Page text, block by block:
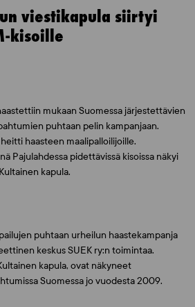
viestikapula siirtyi
kisoille
mukaan Suomessa järjestettävien
puhtaan pelin kampanjaan.
haasteen maalipalloilijoille.
Pajulahdessa pidettävissä kisoissa näkyi
kapula.
puhtaan urheilun haastekampanja
keskus SUEK ry:n toimintaa.
kapula, ovat näkyneet
Suomessa jo vuodesta 2009.